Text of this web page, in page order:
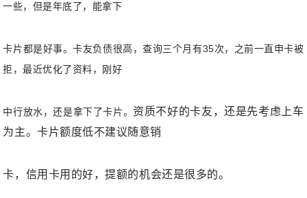
一些，但是年底了，能拿下
卡片都是好事。卡友负债很高，查询三个月有35次，之前一直申卡被
拒，最近优化了资料，刚好
中行放水，还是拿下了卡片。 资质不好的卡友，还是先考虑上车
为主。卡片额度低不建议随意销
卡，信用卡用的好，提额的机会还是很多的。